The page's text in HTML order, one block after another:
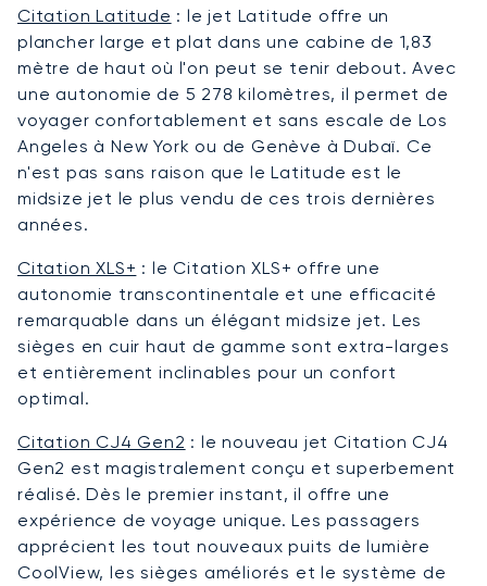
Citation Latitude : le jet Latitude offre un
plancher large et plat dans une cabine de 1,83
mètre de haut où l'on peut se tenir debout. Avec
une autonomie de 5 278 kilomètres, il permet de
voyager confortablement et sans escale de Los
Angeles à New York ou de Genève à Dubaï. Ce
n'est pas sans raison que le Latitude est le
midsize jet le plus vendu de ces trois dernières
années.
Citation XLS+ : le Citation XLS+ offre une
autonomie transcontinentale et une efficacité
remarquable dans un élégant midsize jet. Les
sièges en cuir haut de gamme sont extra-larges
et entièrement inclinables pour un confort
optimal.
Citation CJ4 Gen2 : le nouveau jet Citation CJ4
Gen2 est magistralement conçu et superbement
réalisé. Dès le premier instant, il offre une
expérience de voyage unique. Les passagers
apprécient les tout nouveaux puits de lumière
CoolView, les sièges améliorés et le système de